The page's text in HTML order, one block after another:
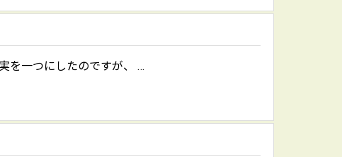
を一つにしたのですが、 …